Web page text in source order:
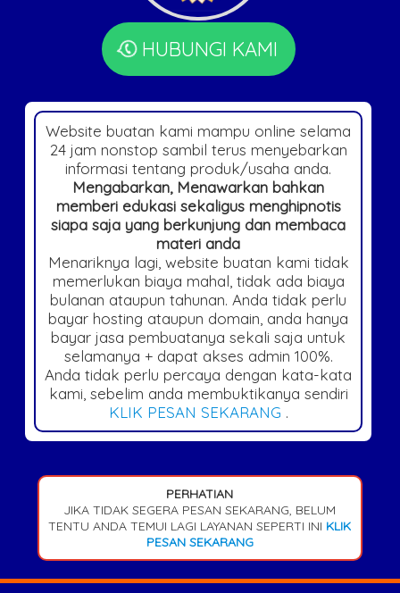
HUBUNGI KAMI
Website buatan kami mampu online selama
24 jam nonstop sambil terus menyebarkan
informasi tentang produk/usaha anda.
Mengabarkan, Menawarkan bahkan
memberi edukasi sekaligus menghipnotis
siapa saja yang berkunjung dan membaca
materi anda
Menariknya lagi, website buatan kami tidak
memerlukan biaya mahal, tidak ada biaya
bulanan ataupun tahunan. Anda tidak perlu
bayar hosting ataupun domain, anda hanya
bayar jasa pembuatanya sekali saja untuk
selamanya + dapat akses admin 100%.
Anda tidak perlu percaya dengan kata-kata
kami, sebelim anda membuktikanya sendiri
KLIK PESAN SEKARANG .
PERHATIAN
JIKA TIDAK SEGERA PESAN SEKARANG, BELUM
TENTU ANDA TEMUI LAGI LAYANAN SEPERTI INI KLIK
PESAN SEKARANG